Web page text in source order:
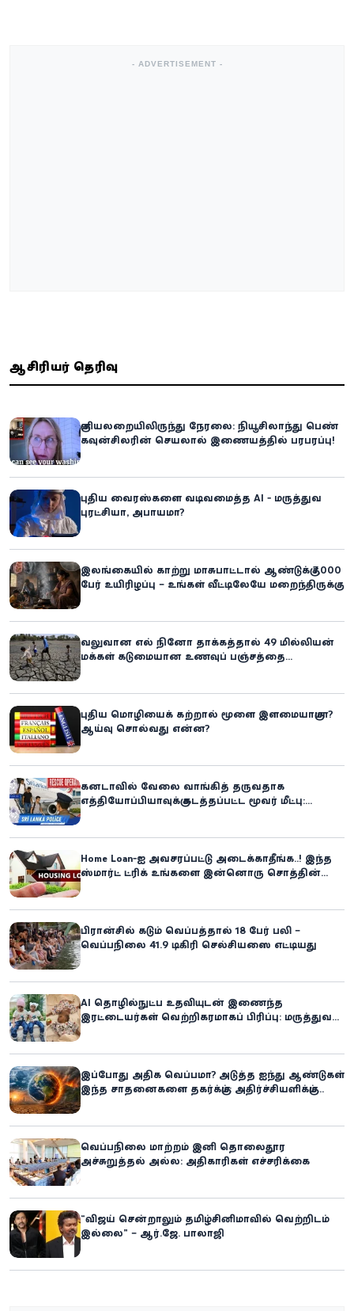
- ADVERTISEMENT -
ஆசிரியர் தெரிவு
குளியலறையிலிருந்து நேரலை: நியூசிலாந்து பெண்
கவுன்சிலரின் செயலால் இணையத்தில் பரபரப்பு!
புதிய வைரஸ்களை வடிவமைத்த AI - மருத்துவ
புரட்சியா, அபாயமா?
இலங்கையில் காற்று மாசுபாட்டால் ஆண்டுக்கு 7,000
பேர் உயிரிழப்பு – உங்கள் வீட்டிலேயே மறைந்திருக்கும்
வலுவான எல் நினோ தாக்கத்தால் 49 மில்லியன்
மக்கள் கடுமையான உணவுப் பஞ்சத்தை
புதிய மொழியைக் கற்றால் மூளை இளமையாகுமா?
ஆய்வு சொல்வது என்ன?
கனடாவில் வேலை வாங்கித் தருவதாக
எத்தியோப்பியாவுக்கு கடத்தப்பட்ட மூவர் மீட்பு:
Home Loan-ஐ அவசரப்பட்டு அடைக்காதீங்க..! இந்த
ஸ்மார்ட் ட்ரிக் உங்களை இன்னொரு சொத்தின்
பிரான்சில் கடும் வெப்பத்தால் 18 பேர் பலி –
வெப்பநிலை 41.9 டிகிரி செல்சியஸை எட்டியது
AI தொழில்நுட்ப உதவியுடன் இணைந்த
இரட்டையர்கள் வெற்றிகரமாகப் பிரிப்பு: மருத்துவ
இப்போது அதிக வெப்பமா? அடுத்த ஐந்து ஆண்டுகள்
இந்த சாதனைகளை தகர்க்கும்: அதிர்ச்சியளிக்கும்
வெப்பநிலை மாற்றம் இனி தொலைதூர
அச்சுறுத்தல் அல்ல: அதிகாரிகள் எச்சரிக்கை
“விஜய் சென்றாலும் தமிழ்சினிமாவில் வெற்றிடம்
இல்லை” – ஆர்.ஜே. பாலாஜி